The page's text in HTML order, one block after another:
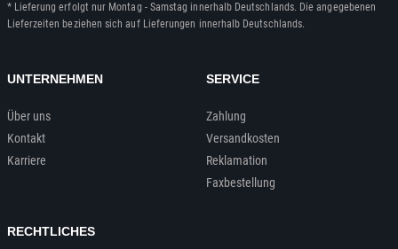
* Lieferung erfolgt nur Montag - Samstag innerhalb Deutschlands. Die angegebenen
Lieferzeiten beziehen sich auf Lieferungen innerhalb Deutschlands.
UNTERNEHMEN
Über uns
Kontakt
Karriere
SERVICE
Zahlung
Versandkosten
Reklamation
Faxbestellung
RECHTLICHES